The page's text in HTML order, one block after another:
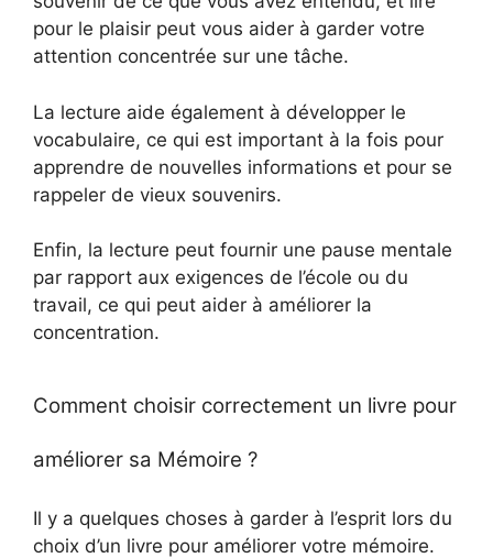
pour le plaisir peut vous aider à garder votre
attention concentrée sur une tâche.
La lecture aide également à développer le
vocabulaire, ce qui est important à la fois pour
apprendre de nouvelles informations et pour se
rappeler de vieux souvenirs.
Enfin, la lecture peut fournir une pause mentale
par rapport aux exigences de l’école ou du
travail, ce qui peut aider à améliorer la
concentration.
Comment choisir correctement un livre pour
améliorer sa Mémoire ?
Il y a quelques choses à garder à l’esprit lors du
choix d’un livre pour améliorer votre mémoire.